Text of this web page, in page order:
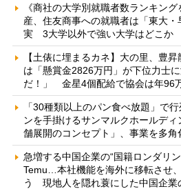
《商社の大学別就職者数ランキン
産、住友商事への就職者は「東大
実 3大学以外で強い大学はどこか
【土俵に埋まるカネ】大の里、豊
は「懸賞金2826万円」が下位力士
だ！」 金星4個配給で協会は年96
「30種類以上のパン食べ放題」で
ンを手掛けるサンマルクホールデ
舗展開のコンセプト」、事業を多角
急増する中国企業の“国籍ロンダリ
Temu…本社機能を海外に移転させ
う 現地人を隠れ蓑にした中国企業